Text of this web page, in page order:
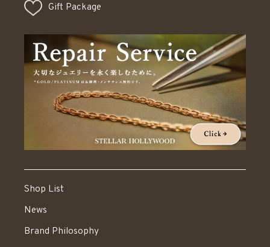
Gift Package
Shop List
News
Brand Philosophy